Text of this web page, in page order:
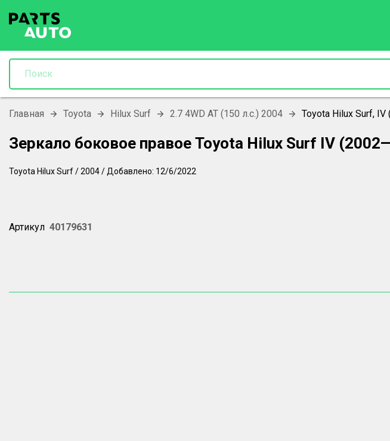
Главная Toyota Hilux Surf 2.7 4WD AT (150 л.с.) 2004 Toyota Hilux Surf,
Зеркало боковое правое Toyota Hilux Surf IV
Toyota Hilux Surf/2004/ Добавлено: 12/6/2022
Артикул 40179631